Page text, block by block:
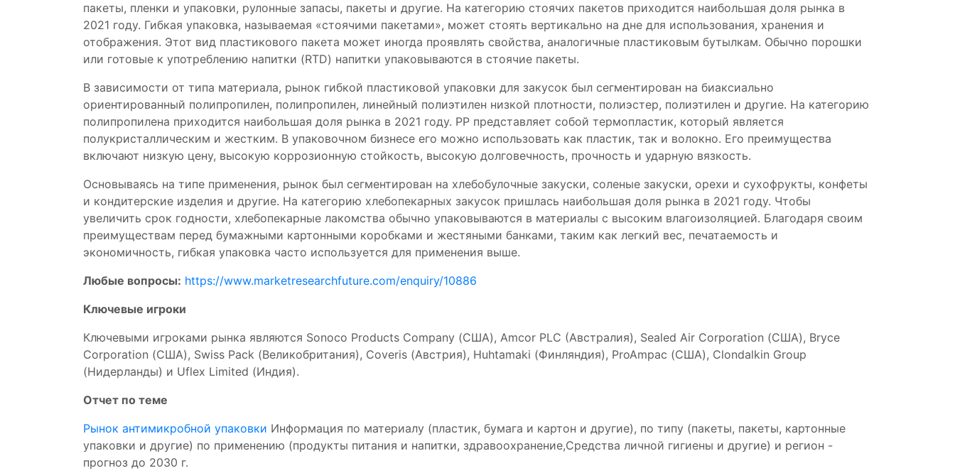
пакеты, пленки и упаковки, рулонные запасы, пакеты и другие. На категорию стоячих пакетов приходится наибольшая доля рынка в
2021 году. Гибкая упаковка, называемая «стоячими пакетами», может стоять вертикально на дне для использования, хранения и
отображения. Этот вид пластикового пакета может иногда проявлять свойства, аналогичные пластиковым бутылкам. Обычно порошки
или готовые к употреблению напитки (RTD) напитки упаковываются в стоячие пакеты.
В зависимости от типа материала, рынок гибкой пластиковой упаковки для закусок был сегментирован на биаксиально
ориентированный полипропилен, полипропилен, линейный полиэтилен низкой плотности, полиэстер, полиэтилен и другие. На категорию
полипропилена приходится наибольшая доля рынка в 2021 году. PP представляет собой термопластик, который является
полукристаллическим и жестким. В упаковочном бизнесе его можно использовать как пластик, так и волокно. Его преимущества
включают низкую цену, высокую коррозионную стойкость, высокую долговечность, прочность и ударную вязкость.
Основываясь на типе применения, рынок был сегментирован на хлебобулочные закуски, соленые закуски, орехи и сухофрукты, конфеты
и кондитерские изделия и другие. На категорию хлебопекарных закусок пришлась наибольшая доля рынка в 2021 году. Чтобы
увеличить срок годности, хлебопекарные лакомства обычно упаковываются в материалы с высоким влагоизоляцией. Благодаря своим
преимуществам перед бумажными картонными коробками и жестяными банками, таким как легкий вес, печатаемость и
экономичность, гибкая упаковка часто используется для применения выше.
Любые вопросы: https://www.marketresearchfuture.com/enquiry/10886
Ключевые игроки
Ключевыми игроками рынка являются Sonoco Products Company (США), Amcor PLC (Австралия), Sealed Air Corporation (США), Bryce
Corporation (США), Swiss Pack (Великобритания), Coveris (Австрия), Huhtamaki (Финляндия), ProAmpac (США), Clondalkin Group
(Нидерланды) и Uflex Limited (Индия).
Отчет по теме
Рынок антимикробной упаковки Информация по материалу (пластик, бумага и картон и другие), по типу (пакеты, пакеты, картонные
упаковки и другие) по применению (продукты питания и напитки, здравоохранение,Средства личной гигиены и другие) и регион -
прогноз до 2030 г.